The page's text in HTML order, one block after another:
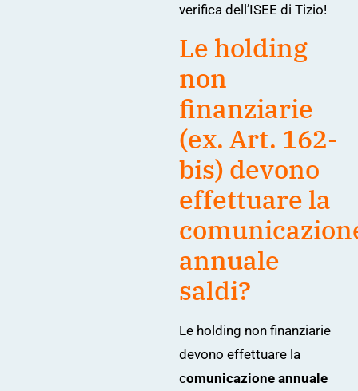
verifica dell’ISEE di Tizio!
Le holding
non
finanziarie
(ex. Art. 162-
bis) devono
effettuare la
annuale
saldi?
Le holding non finanziarie
devono effettuare la
comunicazione annuale